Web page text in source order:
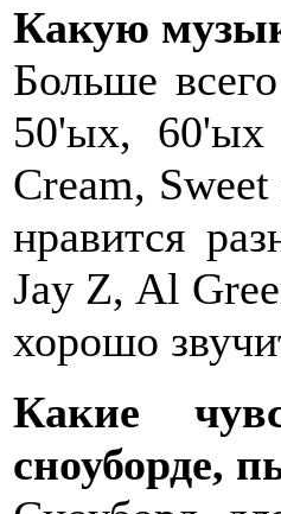
Какую
Больше
50'ых,
Cream,
нравится
Jay Z, Al
хорошо
Какие
сноуборде,